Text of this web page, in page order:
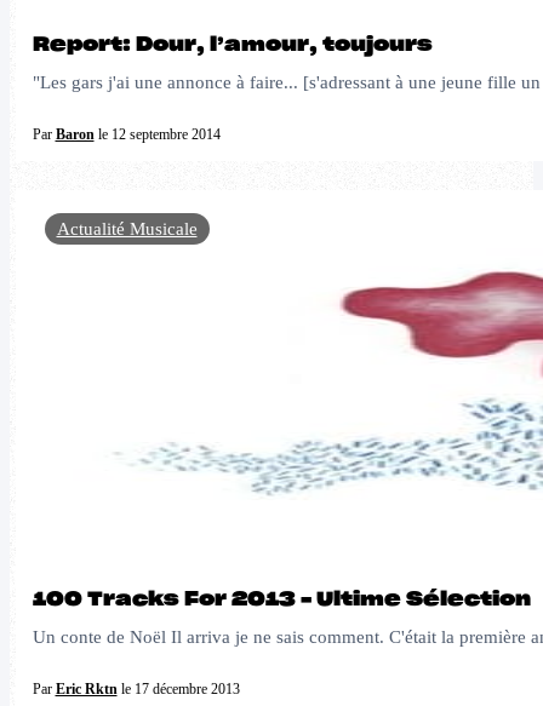
Report: Dour, l’amour, toujours
"Les gars j'ai une annonce à faire... [s'adressant à une jeune fille
Par Baronle 12 septembre 2014
100 Tracks For 2013 – Ultime Sélection
Un conte de Noël Il arriva je ne sais comment. C'était la première
Par Eric Rktnle 17 décembre 2013
Actualité Musicale